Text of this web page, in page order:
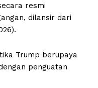
resmi
dilansir dari
Trump berupaya
penguatan